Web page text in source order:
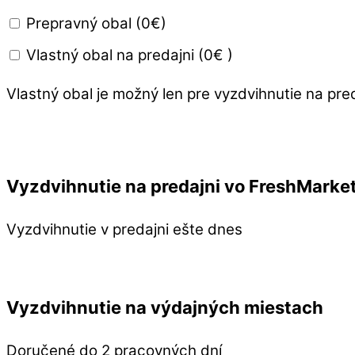
Prepravný obal (0€)
Vlastný obal na predajni (0€ )
Vlastný obal je možný len pre vyzdvihnutie na
Vyzdvihnutie na predajni vo
Vyzdvihnutie v predajni ešte dnes
Vyzdvihnutie na výdajných miestach
Doručené do 2 pracovných dní